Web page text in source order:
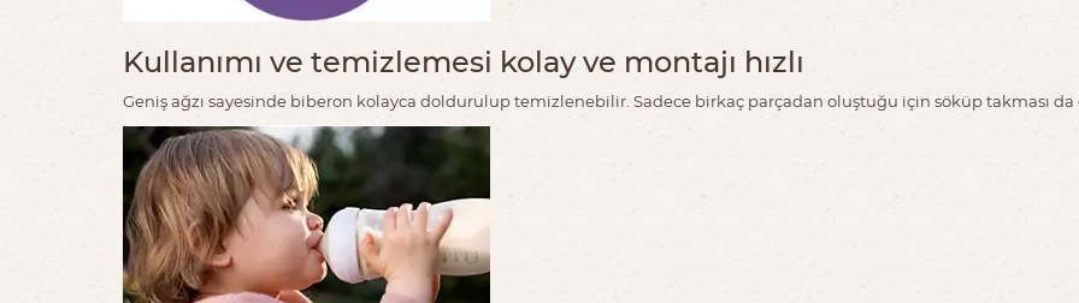
Kullanımı ve temizlemesi kolay ve montajı hızlı
Geniş ağzı sayesinde biberon kolayca doldurulup temizlenebilir. Sadece birkaç parçadan oluştuğu için söküp takması